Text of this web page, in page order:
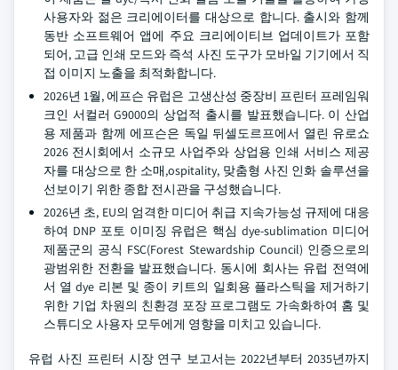
사용자와 젊은 크리에이터를 대상으로 합니다. 출시와 함께
동반 소프트웨어 앱에 주요 크리에이티브 업데이트가 포함
되어, 고급 인쇄 모드와 즉석 사진 도구가 모바일 기기에서 직
접 이미지 노출을 최적화합니다.
2026년 1월, 에프슨 유럽은 고생산성 중장비 프린터 프레임워
크인 서컬러 G9000의 상업적 출시를 발표했습니다. 이 산업
용 제품과 함께 에프슨은 독일 뒤셀도르프에서 열린 유로쇼
2026 전시회에서 소규모 사업주와 상업용 인쇄 서비스 제공
자를 대상으로 한 소매,ospitality, 맞춤형 사진 인화 솔루션을
선보이기 위한 종합 전시관을 구성했습니다.
2026년 초, EU의 엄격한 미디어 취급 지속가능성 규제에 대응
하여 DNP 포토 이미징 유럽은 핵심 dye-sublimation 미디어
제품군의 공식 FSC(Forest Stewardship Council) 인증으로의
광범위한 전환을 발표했습니다. 동시에 회사는 유럽 전역에
서 열 dye 리본 및 종이 키트의 일회용 플라스틱을 제거하기
위한 기업 차원의 친환경 포장 프로그램도 가속화하여 홈 및
스튜디오 사용자 모두에게 영향을 미치고 있습니다.
유럽 사진 프린터 시장 연구 보고서는 2022년부터 2035년까지